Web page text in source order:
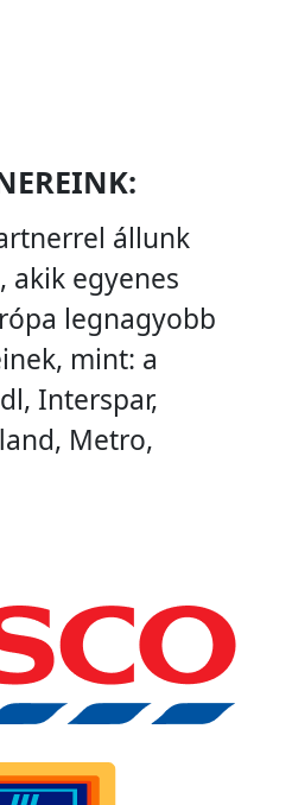
állunk
akik egyenes
legnagyobb
mint: a
Interspar,
Metro,